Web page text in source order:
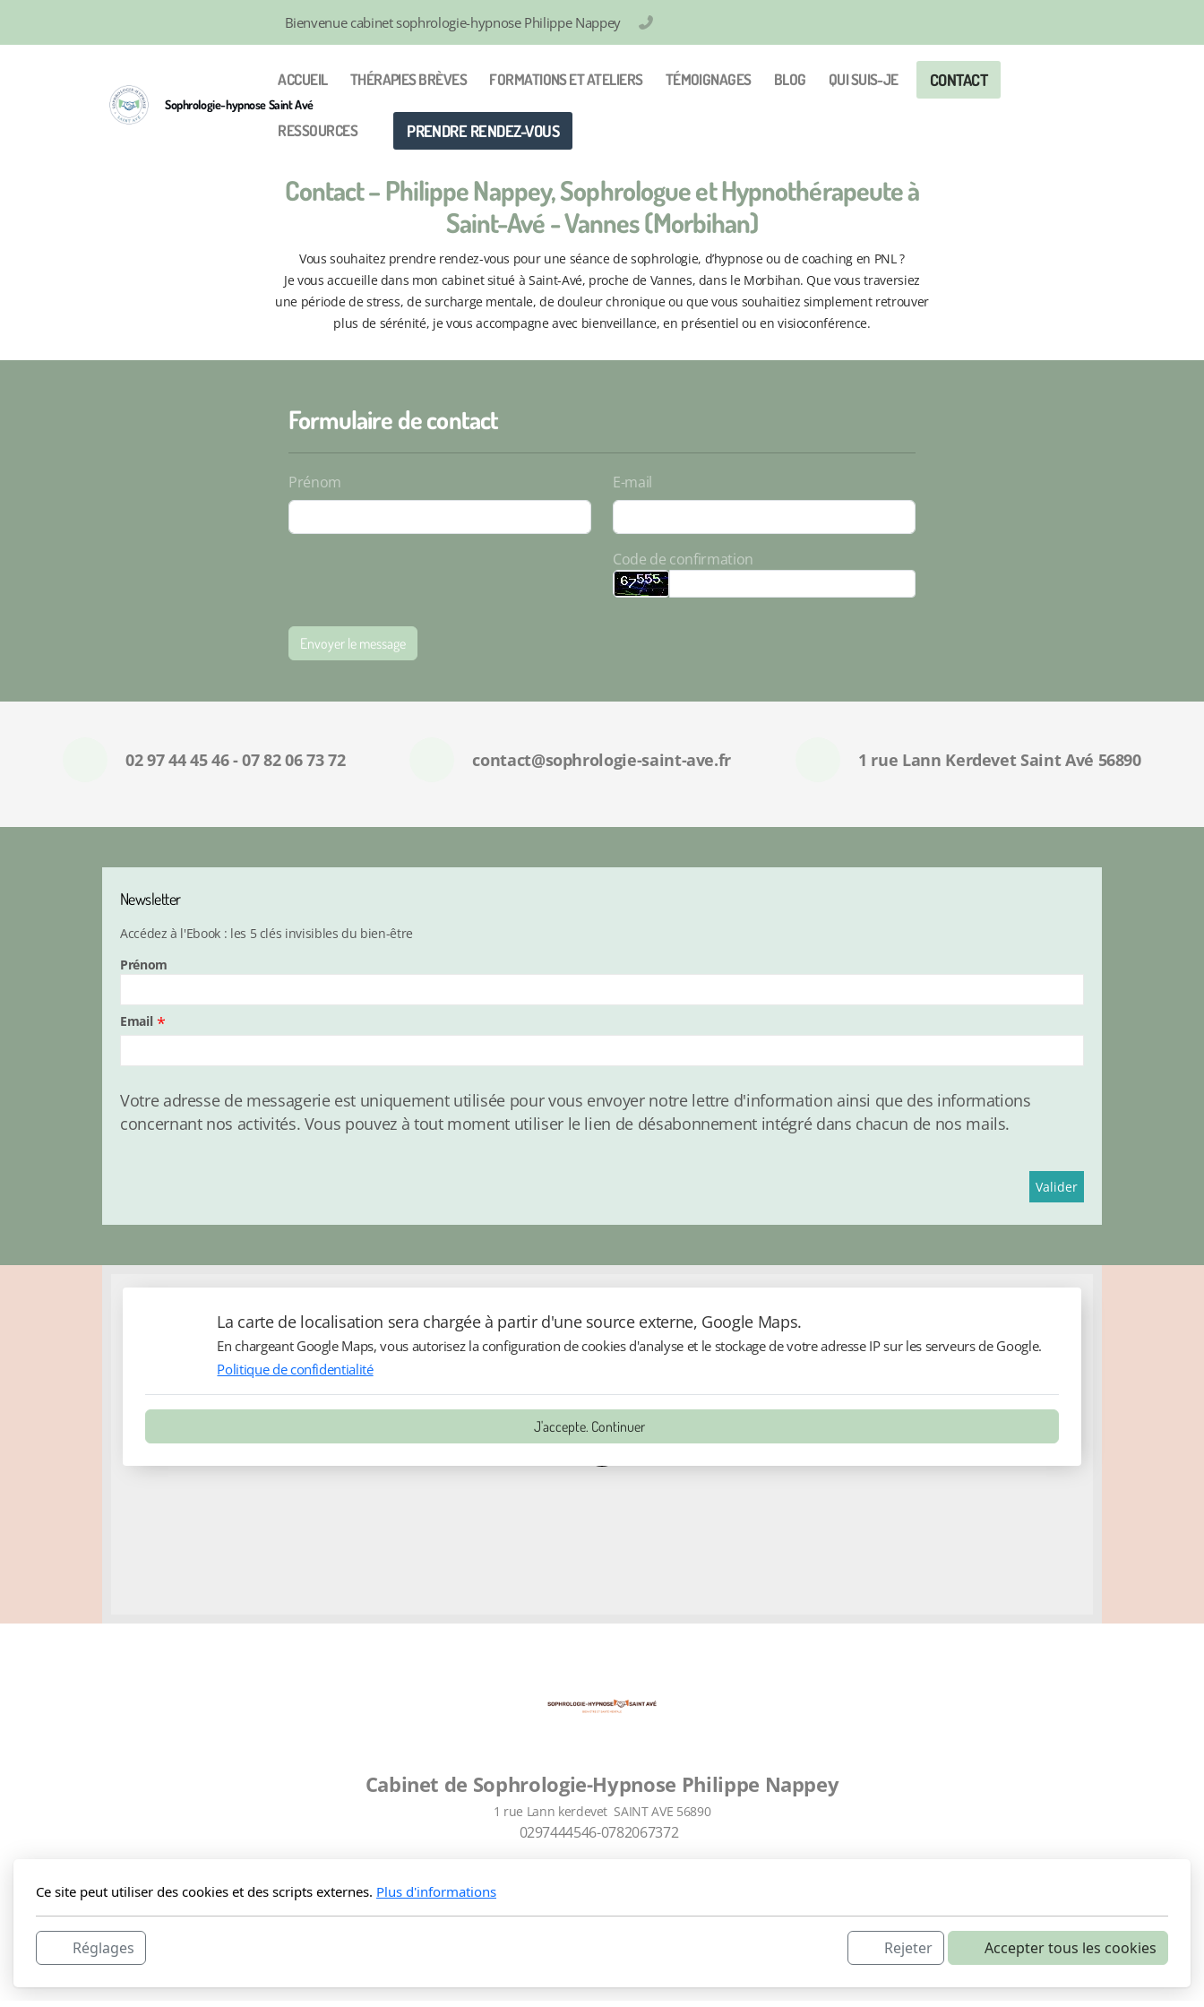
Bienvenue cabinet sophrologie-hypnose Philippe Nappey
Sophrologie-hypnose Saint Avé
ACCUEIL THÉRAPIES BRÈVES FORMATIONS ET ATELIERS TÉMOIGNAGES BLOG QUI SUIS-JE CONTACT
RESSOURCES PRENDRE RENDEZ-VOUS
Contact – Philippe Nappey, Sophrologue et Hypnothérapeute à
Saint-Avé - Vannes (Morbihan)
Vous souhaitez prendre rendez-vous pour une séance de sophrologie, d’hypnose ou de coaching en PNL ?
Je vous accueille dans mon cabinet situé à Saint-Avé, proche de Vannes, dans le Morbihan. Que vous traversiez
une période de stress, de surcharge mentale, de douleur chronique ou que vous souhaitiez simplement retrouver
plus de sérénité, je vous accompagne avec bienveillance, en présentiel ou en visioconférence.
Formulaire de contact
Prénom E-mail
Code de confirmation
Envoyer le message
02 97 44 45 46 - 07 82 06 73 72 contact@sophrologie-saint-ave.fr 1 rue Lann Kerdevet Saint Avé 56890
Newsletter
Accédez à l'Ebook : les 5 clés invisibles du bien-être
Prénom
Email*
Votre adresse de messagerie est uniquement utilisée pour vous envoyer notre lettre d'information ainsi que des informations
concernant nos activités. Vous pouvez à tout moment utiliser le lien de désabonnement intégré dans chacun de nos mails.
La carte de localisation sera chargée à partir d'une source externe, Google Maps.
En chargeant Google Maps, vous autorisez la configuration de cookies d'analyse et le stockage de votre adresse IP sur les serveurs de Google.
Politique de confidentialité
J'accepte. Continuer
Cabinet de Sophrologie-Hypnose Philippe Nappey
1 rue Lann kerdevet SAINT AVE 56890
0297444546-0782067372
Politique-de-confidentialite
Ce site peut utiliser des cookies et des scripts externes. Plus d'informations
Réglages Rejeter Accepter tous les cookies